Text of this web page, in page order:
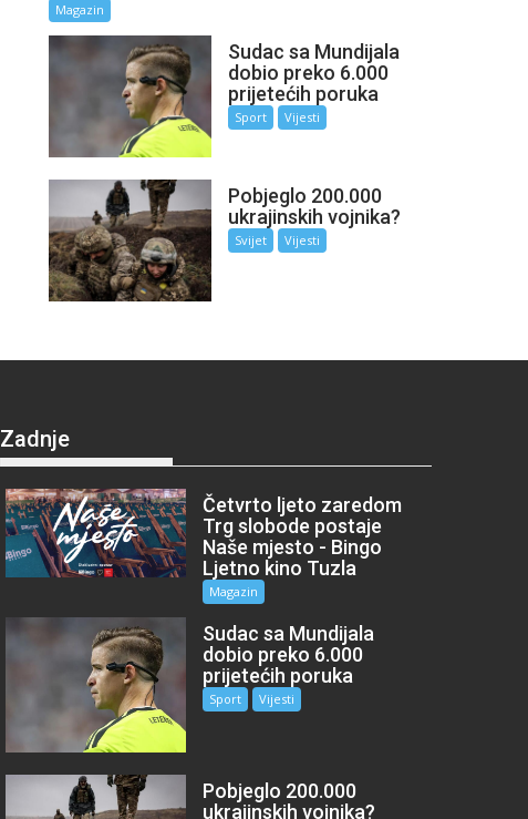
Magazin
Sudac sa Mundijala
dobio preko 6.000
prijetećih poruka
Sport Vijesti
Pobjeglo 200.000
ukrajinskih vojnika?
Svijet Vijesti
Zadnje
Četvrto ljeto zaredom
Trg slobode postaje
Naše mjesto - Bingo
Ljetno kino Tuzla
Magazin
Sudac sa Mundijala
dobio preko 6.000
prijetećih poruka
Sport Vijesti
Pobjeglo 200.000
ukrajinskih vojnika?